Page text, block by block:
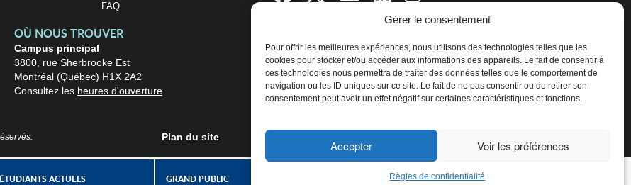
Gérer le consentement
Pour offrir les meilleures expériences, nous utilisons des technologies telles que les
cookies pour stocker et/ou accéder aux informations des appareils. Le fait de consentir à
ces technologies nous permettra de traiter des données telles que le comportement de
navigation ou les ID uniques sur ce site. Le fait de ne pas consentir ou de retirer son
consentement peut avoir un effet négatif sur certaines caractéristiques et fonctions.
Accepter Voir les préférences
Règles de confidentialité
FAQ
OÙ NOUS TROUVER
Campus principal
3800, rue Sherbrooke Est
Montréal (Québec) H1X 2A2
Consultez les heures d'ouverture
Plan du site
ÉTUDIANTS ACTUELS GRAND PUBLIC ENTREPRISES ET ORGANISATIONS